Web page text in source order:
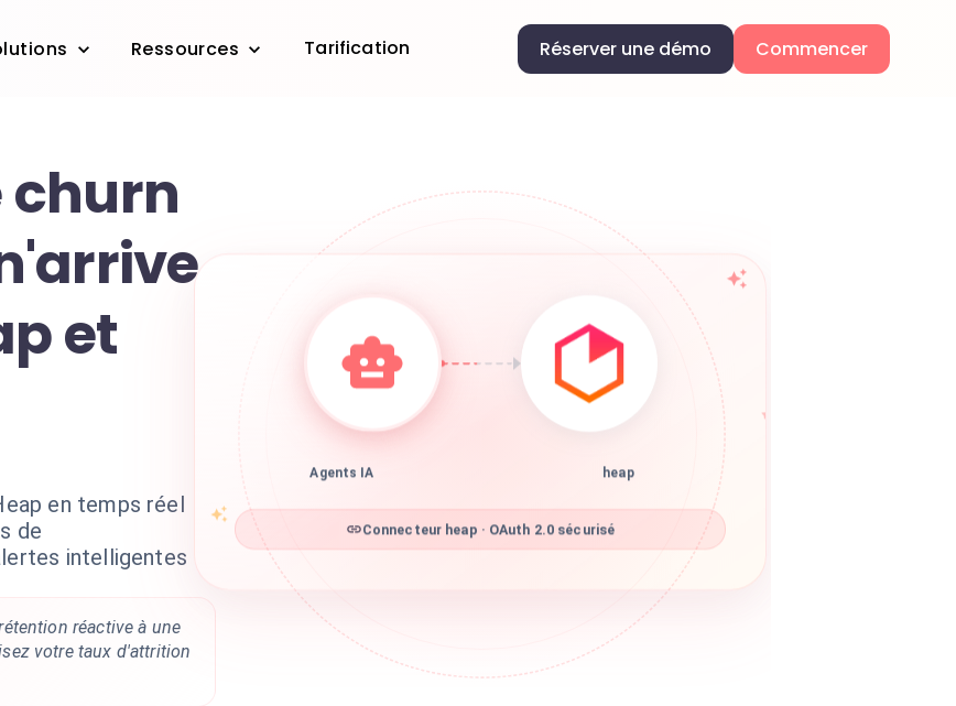
Ressources Tarification Réserver une démo Commencer
churn
et
en temps réel
de
intelligentes
réactive à une
votre taux d'attrition
Agents IA heap
Connecteur heap · OAuth 2.0 sécurisé